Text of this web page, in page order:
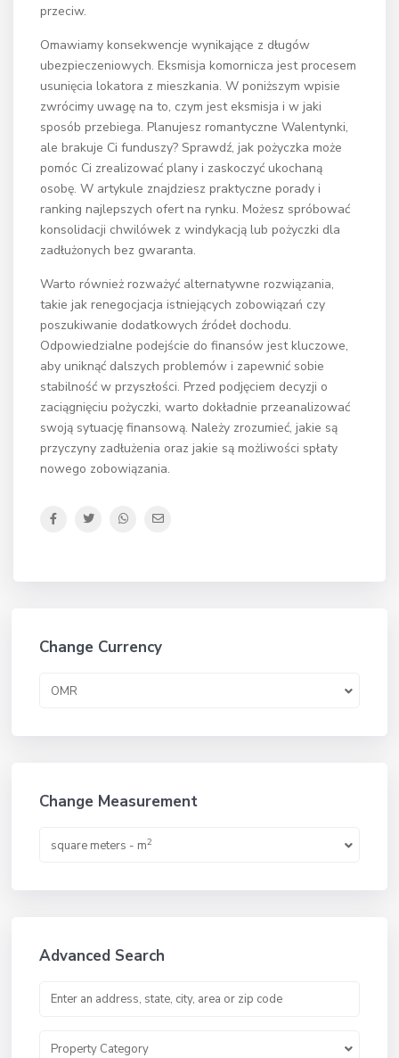
przeciw.
Omawiamy konsekwencje wynikające z długów
ubezpieczeniowych. Eksmisja komornicza jest procesem
usunięcia lokatora z mieszkania. W poniższym wpisie
zwrócimy uwagę na to, czym jest eksmisja i w jaki
sposób przebiega. Planujesz romantyczne Walentynki,
ale brakuje Ci funduszy? Sprawdź, jak pożyczka może
pomóc Ci zrealizować plany i zaskoczyć ukochaną
osobę. W artykule znajdziesz praktyczne porady i
ranking najlepszych ofert na rynku. Możesz spróbować
konsolidacji chwilówek z windykacją lub pożyczki dla
zadłużonych bez gwaranta.
Warto również rozważyć alternatywne rozwiązania,
takie jak renegocjacja istniejących zobowiązań czy
poszukiwanie dodatkowych źródeł dochodu.
Odpowiedzialne podejście do finansów jest kluczowe,
aby uniknąć dalszych problemów i zapewnić sobie
stabilność w przyszłości. Przed podjęciem decyzji o
zaciągnięciu pożyczki, warto dokładnie przeanalizować
swoją sytuację finansową. Należy zrozumieć, jakie są
przyczyny zadłużenia oraz jakie są możliwości spłaty
nowego zobowiązania.
Change Currency
OMR
Change Measurement
square meters - m2
Advanced Search
Property Category